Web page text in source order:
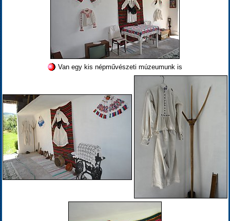
Van egy kis népművészeti múzeumunk is